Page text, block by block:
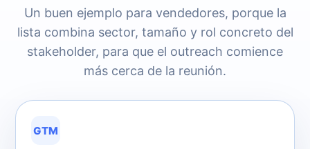
Un buen ejemplo para vendedores, porque la
lista combina sector, tamaño y rol concreto del
stakeholder, para que el outreach comience
más cerca de la reunión.
GTM